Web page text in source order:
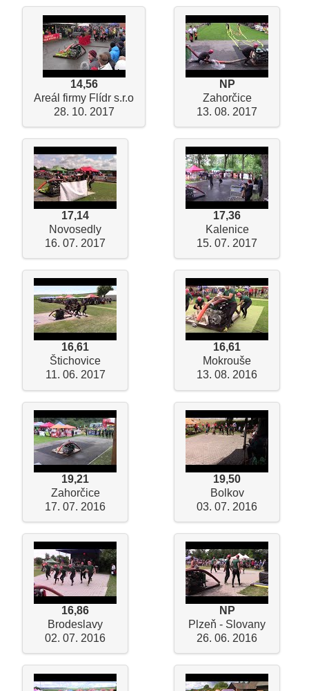
14,56
Areál firmy Flídr s.r.o
28. 10. 2017
NP
Zahorčice
13. 08. 2017
17,14
Novosedly
16. 07. 2017
17,36
Kalenice
15. 07. 2017
16,61
Štichovice
11. 06. 2017
16,61
Mokrouše
13. 08. 2016
19,21
Zahorčice
17. 07. 2016
19,50
Bolkov
03. 07. 2016
16,86
Brodeslavy
02. 07. 2016
NP
Plzeň - Slovany
26. 06. 2016